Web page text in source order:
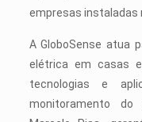
empresas instaladas
A GloboSense atua
elétrica em casas
tecnologias e
monitoramento do